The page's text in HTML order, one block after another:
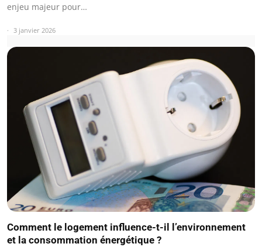
enjeu majeur pour…
3 janvier 2026
Comment le logement influence-t-il l’environnement
et la consommation énergétique ?